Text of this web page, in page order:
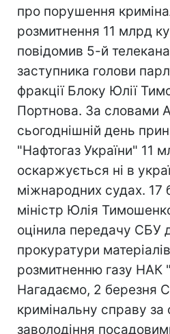
про порушення
розмитнення 11 млрд
повідомив 5-й
заступника голови
фракції Блоку Юлії
Портнова. За словами
сьогоднішній день
"Нафтогаз України" 11
оскаржується ні в
міжнародних судах.
міністр Юлія
оцінила передачу СБУ
прокуратури
розмитненню газу НАК
Нагадаємо, 2 березня
кримінальну справу за
заволодіння